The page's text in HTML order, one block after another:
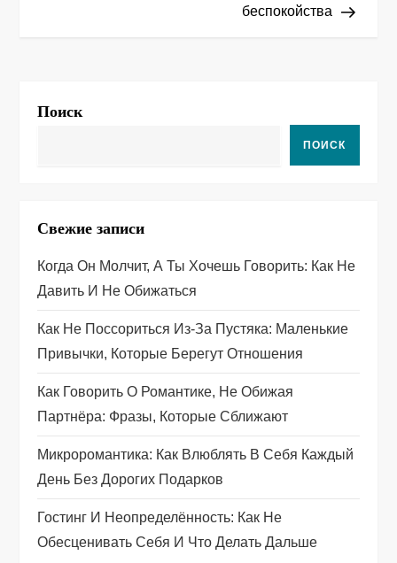
г
и
я
п
о
з
а
п
и
с
беспокойства
Поиск
ПОИСК
Свежие записи
Когда Он Молчит, А Ты Хочешь Говорить: Как Не
Давить И Не Обижаться
Как Не Поссориться Из‑за Пустяка: Маленькие
Привычки, Которые Берегут Отношения
Как Говорить О Романтике, Не Обижая
Партнёра: Фразы, Которые Сближают
Микроромантика: Как Влюблять В Себя Каждый
День Без Дорогих Подарков
Гостинг И Неопределённость: Как Не
Обесценивать Себя И Что Делать Дальше